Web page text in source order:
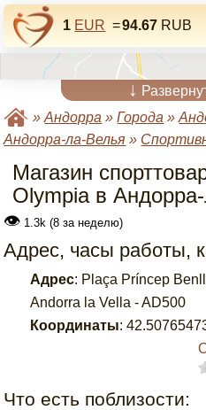
1 EUR =94.67 RUB
↓
»Андорра »Города »
Андорра-ла-Велья »
Магазин
Olympia в
👁 1.3k (8 за неделю)
Адрес, часы работы,
Адрес: Plaça Príncep
Andorra la Vella - AD500
Координаты:
Что есть поблизости: